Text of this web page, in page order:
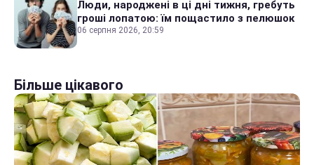
Люди, народжені в ці дні тижня, гребуть
гроші лопатою: їм пощастило з пелюшок
06 серпня 2026, 20:59
Більше цікавого